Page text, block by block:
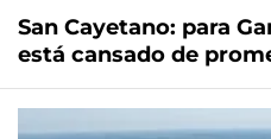
San Cayetano: para
está cansado de